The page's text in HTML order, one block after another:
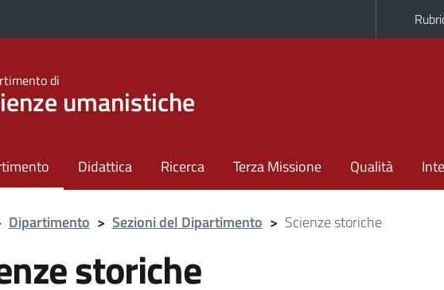
di
umanistiche
Didattica Ricerca Terza Missione Qualità
Dipartimento > Sezioni del Dipartimento > Scienze storiche
storiche